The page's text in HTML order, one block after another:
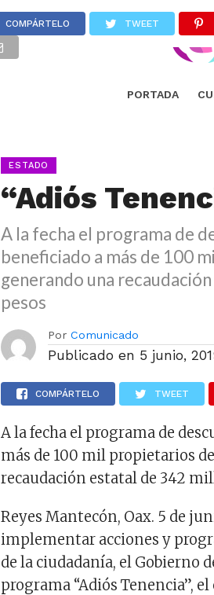
PORTADA
COMPÁRTELO TWEET
ESTADO
“Adiós
A la fecha el programa de
beneficiado a más de 100
generando una
pesos
Por Comunicado
Publicado en 5 junio,
COMPÁRTELO TWEET
A la fecha el programa de
más de 100 mil propietarios
recaudación estatal de 342
Reyes Mantecón, Oax. 5 de
implementar acciones y
de la ciudadanía, el Gobierno
programa “Adiós Tenencia”,